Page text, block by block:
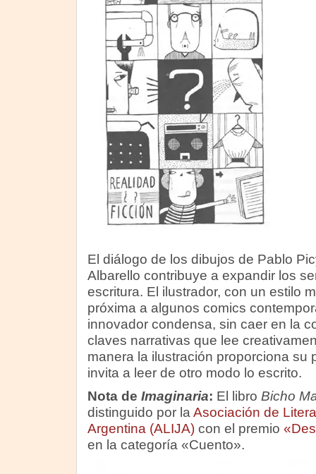
El diálogo de los dibujos de Pablo
Albarello contribuye a expandir los
escritura. El ilustrador, con un estilo
próxima a algunos comics
innovador condensa, sin caer en la
claves narrativas que lee
manera la ilustración proporciona su
invita a leer de otro modo lo escrito.
Nota de Imaginaria: El libro Bicho
distinguido por la Asociación de
Argentina (ALIJA)con el premio
en la categoría «Cuento».